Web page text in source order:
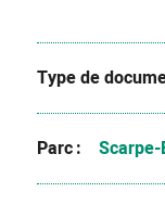
Type de
Parc Scarpe-